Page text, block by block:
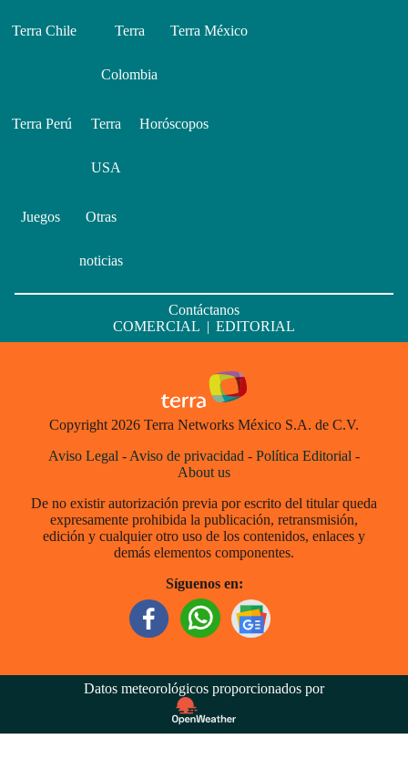
Terra Chile Terra
Colombia
Terra México
Terra Perú Terra
USA
Horóscopos
Juegos Otras
noticias
Contáctanos
COMERCIAL | EDITORIAL
Copyright 2026 Terra Networks México S.A. de C.V.
Aviso Legal - Aviso de privacidad - Política Editorial -
About us
De no existir autorización previa por escrito del titular queda
expresamente prohibida la publicación, retransmisión,
edición y cualquier otro uso de los contenidos, enlaces y
demás elementos componentes.
Síguenos en:
Datos meteorológicos proporcionados por